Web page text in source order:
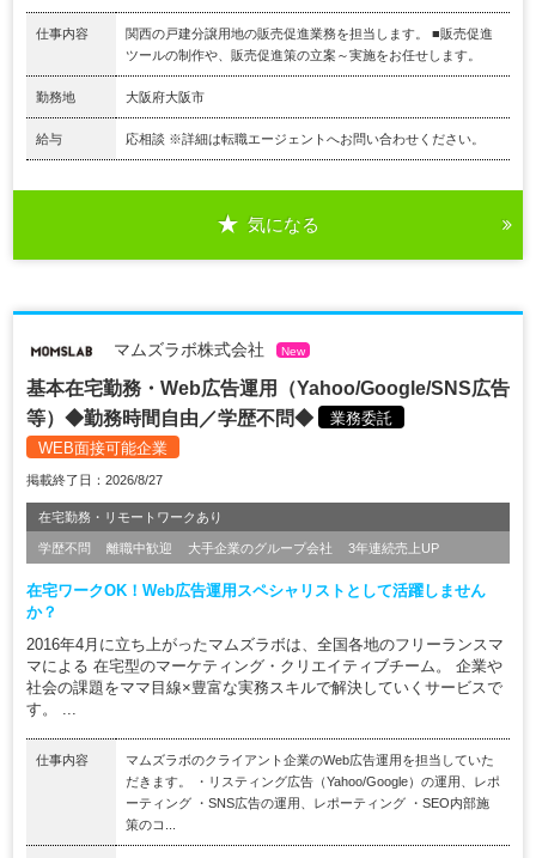
仕事内容
関西の戸建分譲用地の販売促進業務を担当します。 ■販売促進
ツールの制作や、販売促進策の立案～実施をお任せします。
勤務地 大阪府大阪市
給与 応相談 ※詳細は転職エージェントへお問い合わせください。
気になる
マムズラボ株式会社 New
基本在宅勤務・Web広告運用（Yahoo/Google/SNS広告
等）◆勤務時間自由／学歴不問◆
業務委託
WEB面接可能企業
掲載終了日：2026/8/27
在宅勤務・リモートワークあり
学歴不問 離職中歓迎 大手企業のグループ会社 3年連続売上UP
在宅ワークOK！Web広告運用スペシャリストとして活躍しません
か？
2016年4月に立ち上がったマムズラボは、全国各地のフリーランスマ
マによる 在宅型のマーケティング・クリエイティブチーム。 企業や
社会の課題をママ目線×豊富な実務スキルで解決していくサービスで
す。 ...
仕事内容
マムズラボのクライアント企業のWeb広告運用を担当していた
だきます。 ・リスティング広告（Yahoo/Google）の運用、レポ
ーティング ・SNS広告の運用、レポーティング ・SEO内部施
策のコ...